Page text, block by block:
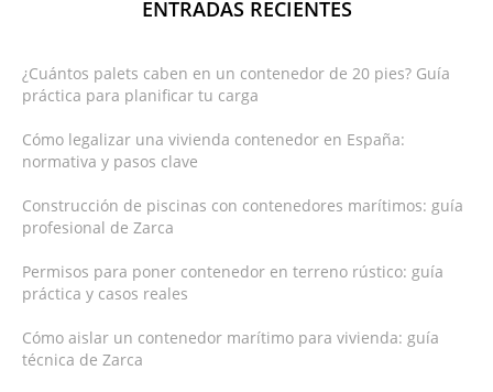
ENTRADAS RECIENTES
¿Cuántos palets caben en un contenedor de 20 pies? Guía
práctica para planificar tu carga
Cómo legalizar una vivienda contenedor en España:
normativa y pasos clave
Construcción de piscinas con contenedores marítimos: guía
profesional de Zarca
Permisos para poner contenedor en terreno rústico: guía
práctica y casos reales
Cómo aislar un contenedor marítimo para vivienda: guía
técnica de Zarca